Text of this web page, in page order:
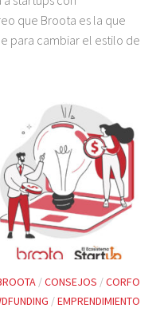
que Broota es la que
para cambiar el estilo de
/CONSEJOS /CORFO
/EMPRENDIMIENTO